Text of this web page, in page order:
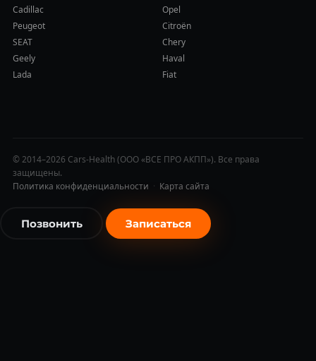
Cadillac
Opel
Peugeot
Citroën
SEAT
Chery
Geely
Haval
Lada
Fiat
© 2014–2026 Cars-Health (ООО «ВСЕ ПРО АКПП»). Все права
защищены.
Политика конфиденциальности · Карта сайта
Позвонить Записаться